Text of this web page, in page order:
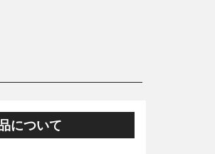
について